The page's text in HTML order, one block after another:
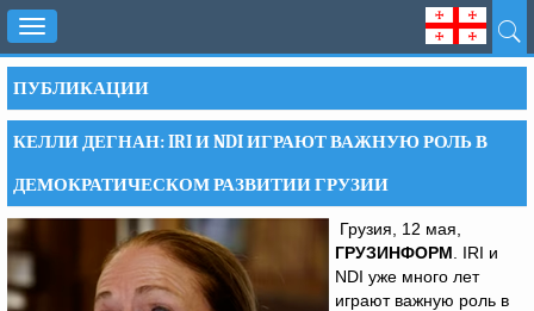
Toggle
navigation
ПУБЛИКАЦИИ
КЕЛЛИ ДЕГНАН: IRI И NDI ИГРАЮТ ВАЖНУЮ РОЛЬ В
ДЕМОКРАТИЧЕСКОМ РАЗВИТИИ ГРУЗИИ
Грузия, 12 мая,
ГРУЗИНФОРМ . IRI и
NDI уже много лет
играют важную роль в